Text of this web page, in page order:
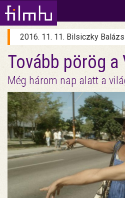
2016. 11. 11. Bilsiczky Balázs
Tovább pörög a
Még három nap alatt a